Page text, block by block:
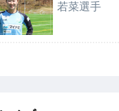
若菜選手